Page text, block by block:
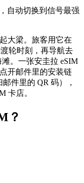
自动切换到信号最强
大梁。旅客用它在
轮时刻，再导航去
滩。一张安圭拉 eSIM
开邮件里的安装链
件里的 QR 码），
卡店。
？